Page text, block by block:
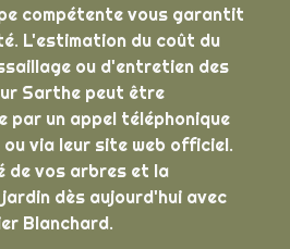
compétente vous garantit
L'estimation du coût du
ou d'entretien des
Sarthe peut être
par un appel téléphonique
via leur site web officiel.
de vos arbres et la
dès aujourd'hui avec
Blanchard.